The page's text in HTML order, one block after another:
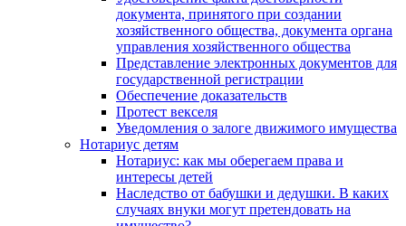
документа, принятого при создании
хозяйственного общества, документа органа
управления хозяйственного общества
Представление электронных документов для
государственной регистрации
Обеспечение доказательств
Протест векселя
Уведомления о залоге движимого имущества
Нотариус детям
Нотариус: как мы оберегаем права и
интересы детей
Наследство от бабушки и дедушки. В каких
случаях внуки могут претендовать на